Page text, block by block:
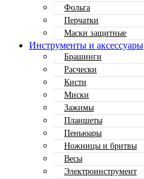
Фольга
Перчатки
Маски защитные
Инструменты и аксессуары
Брашинги
Расчески
Кисти
Миски
Зажимы
Планшеты
Пеньюары
Ножницы и бритвы
Весы
Электроинструмент